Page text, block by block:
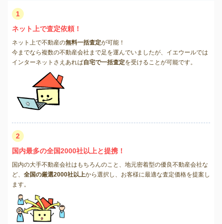
1
ネット上で査定依頼！
ネット上で不動産の無料一括査定が可能！
今までなら複数の不動産会社まで足を運んでいましたが、イエウールでは
インターネットさえあれば自宅で一括査定を受けることが可能です。
2
国内最多の全国2000社以上と提携！
国内の大手不動産会社はもちろんのこと、地元密着型の優良不動産会社な
ど、 全国の厳選2000社以上から選択し、お客様に最適な査定価格を提案し
ます。